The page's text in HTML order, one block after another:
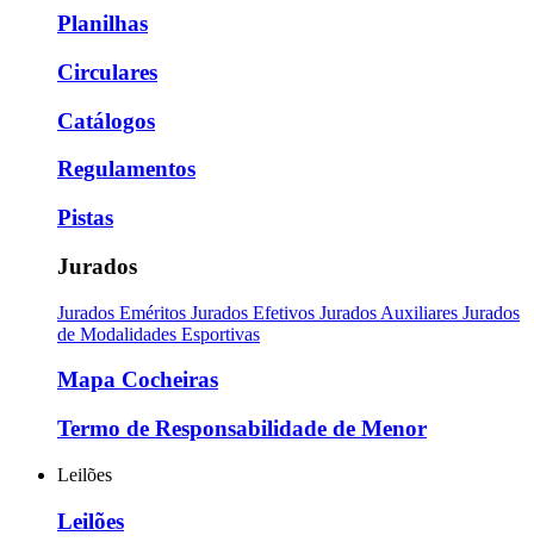
Planilhas
Circulares
Catálogos
Regulamentos
Pistas
Jurados
Jurados Eméritos Jurados Efetivos Jurados Auxiliares Jurados
de Modalidades Esportivas
Mapa Cocheiras
Termo de Responsabilidade de Menor
Leilões
Leilões